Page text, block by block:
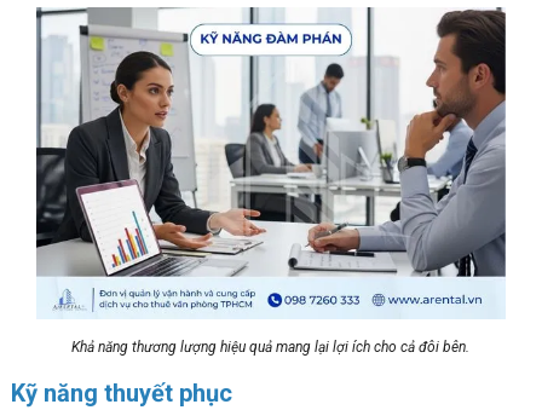
Khả năng thương lượng hiệu quả mang lại lợi ích cho cả đôi bên.
Kỹ năng thuyết phục